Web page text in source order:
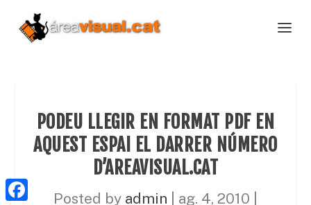
PODEU LLEGIR EN FORMAT PDF EN
AQUEST ESPAI EL DARRER NÚMERO
D’AREAVISUAL.CAT
Posted by admin ag. 4, 2010